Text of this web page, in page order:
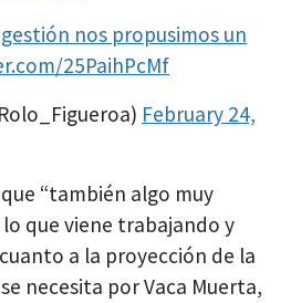
nos propusimos un
25PaihPcMf
February 24,
“también algo muy
que viene trabajando y
a la proyección de la
necesita por Vaca Muerta,